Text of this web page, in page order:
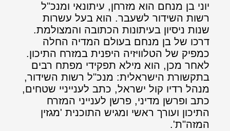
יוני בן מנחם הוא מזרחן, עיתונאי ומנכ"ל
רשות השידור לשעבר. הוא בעל עשרות
שנות ניסיון בעיתונות הכתובה והמצולמת.
דרכו של בן מנחם בעולם המדיה החלה
כמפיק של הטלוויזיה היפנית במזרח התיכון.
לאחר מכן, הוא מילא תפקידי מפתח רבים
בתקשורת הישראלית: מנכ"ל רשות השידור,
מנהל רדיו קול ישראל, כתב לענייניי שטחים,
כתב ופרשן מדיני, פרשן לענייני המזרח
התיכון ועורך ראשי ומגיש התוכנית 'מגזין
המזה"ת'.